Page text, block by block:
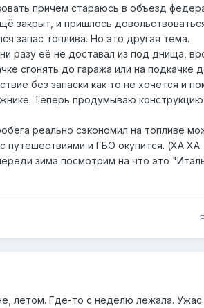
причём стараюсь в объезд
закрыт, и пришлось
запас топлива. Но это другая тема.
разу её не доставал из под днища,
сгонять до гаража или на подкачке
без запаски как то не хочется и
Теперь продумываю
реально сэкономил на топливе
путешествиями и ГБО окупится. (ХА ХА
зима посмотрим на что это
летом. Где-то с неделю лежала.